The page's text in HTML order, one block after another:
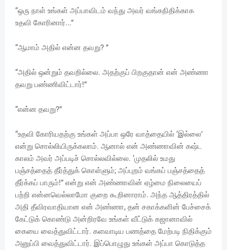
“ஒரு நாள் உங்கள் அப்பாவிடம் வந்து அவர் வங்கநிதிக்காக
உதவி கோரினார்...”
“ஆமாம் அதில் என்ன தவறு? ’’
“அதில் ஒன்றும் தவறில்லை. அதற்குப் பிறகுதான் என் அண்ணா
தவறு பண்ணிவிட்டார்!”
“என்ன தவறு?”
“உதவி கோரியதற்கு உங்கள் அப்பா ஒரே வாத்தையில் ‘இல்லை’
என்று சொல்லியிருக்கலாம். ஆனால் என் அண்ணாவின் கஷ்ட
காலம் அவர் அப்படிச் சொல்லவில்லை. ‘முதலில் உமது
பஞ்சத்தைத் தீர்த்துக் கொள்ளும்; அப்புறம் வங்கப் பஞ்சத்தைத்
தீர்க்கப் பாரும்!” என்று என் அண்ணாவின் ஏழ்மை நிலையைப்
பற்றி என்னவெல்லாமோ குறை கூறினாராம். அந்த ஆத்திரத்தில்
அதி தீவிரவாதியான என் அண்ணா, தன் சகாக்களின் பேச்சைக்
கேட்டுக் கொண்டு அன்றிரவே உங்கள் வீட்டுக் கஜானாவில்
கையை வைத்துவிட்டார். களவாடிய பணத்தை மேற்படி நிதிக்கும்
அனுப்பி வைத்துவிட்டார். இப்பொழுது உங்கள் அப்பா கொடுத்த